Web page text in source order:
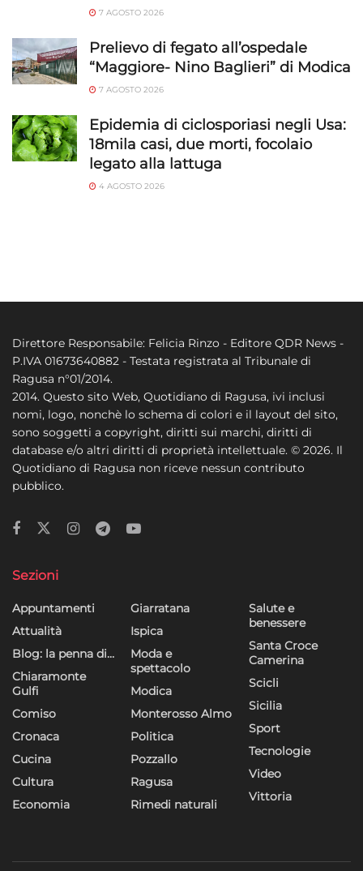
7 AGOSTO 2026
Prelievo di fegato all’ospedale
“Maggiore- Nino Baglieri” di Modica
7 AGOSTO 2026
Epidemia di ciclosporiasi negli Usa:
18mila casi, due morti, focolaio
legato alla lattuga
4 AGOSTO 2026
Direttore Responsabile: Felicia Rinzo - Editore QDR News -
P.IVA 01673640882 - Testata registrata al Tribunale di
Ragusa n°01/2014.
2014. Questo sito Web, Quotidiano di Ragusa, ivi inclusi
nomi, logo, nonchè lo schema di colori e il layout del sito,
sono soggetti a copyright, diritti sui marchi, diritti di
database e/o altri diritti di proprietà intellettuale. © 2026. Il
Quotidiano di Ragusa non riceve nessun contributo
pubblico.
Sezioni
Appuntamenti
Attualità
Blog: la penna di…
Chiaramonte
Gulfi
Comiso
Cronaca
Cucina
Cultura
Economia
Giarratana
Ispica
Moda e
spettacolo
Modica
Monterosso Almo
Politica
Pozzallo
Ragusa
Rimedi naturali
Salute e
benessere
Santa Croce
Camerina
Scicli
Sicilia
Sport
Tecnologie
Video
Vittoria